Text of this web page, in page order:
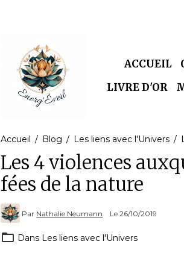
ACCUEIL
LIVRE D'OR
Accueil Blog Les liens avec l'Univers
Les 4 violences
fées de la nature
Par Nathalie Neumann Le 26/10/2019
Dans Les liens avec l'Univers